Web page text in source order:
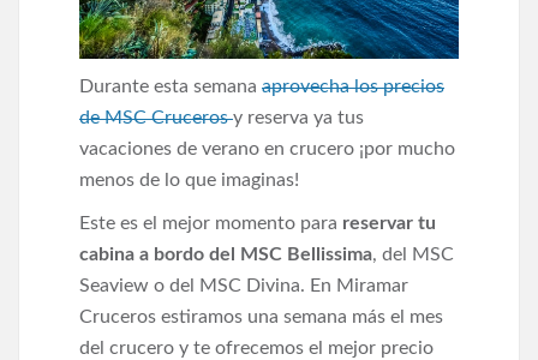
Durante esta semana aprovecha los precios
de MSC Crucerosy reserva ya tus
vacaciones de verano en crucero ¡por mucho
menos de lo que imaginas!
Este es el mejor momento para reservar tu
cabina a bordo del MSC Bellissima, del MSC
Seaview o del MSC Divina. En Miramar
Cruceros estiramos una semana más el mes
del crucero y te ofrecemos el mejor precio